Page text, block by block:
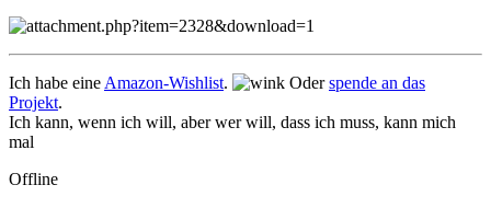
Ich habe eine Amazon-Wishlist. Oderspende an das
Projekt.
Ich kann, wenn ich will, aber wer will, dass ich muss, kann mich
mal
Offline